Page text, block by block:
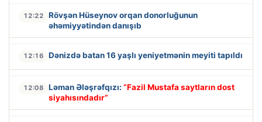
12:22
Rövşən Hüseynov orqan donorluğunun
əhəmiyyətindən danışıb
12:16 Dənizdə batan 16 yaşlı yeniyetmənin meyiti tapıldı
12:08 Ləman Ələşrəfqızı: “Fazil Mustafa saytların dost
siyahısındadır”